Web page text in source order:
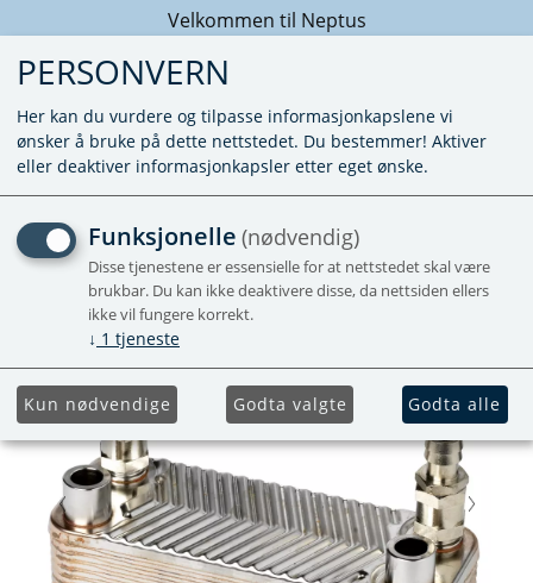
Velkommen til Neptus
VARMEVEKSLER
PERSONVERN
Her kan du vurdere og tilpasse informasjonkapslene vi
ønsker å bruke på dette nettstedet. Du bestemmer! Aktiver
eller deaktiver informasjonkapsler etter eget ønske.
Funksjonelle (nødvendig)
Disse tjenestene er essensielle for at nettstedet skal være
brukbar. Du kan ikke deaktivere disse, da nettsiden ellers
ikke vil fungere korrekt.
↓ 1 tjeneste
Kun nødvendige Godta valgte Godta alle